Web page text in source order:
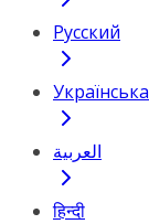
Русский
Українська
العربية
हिन्दी